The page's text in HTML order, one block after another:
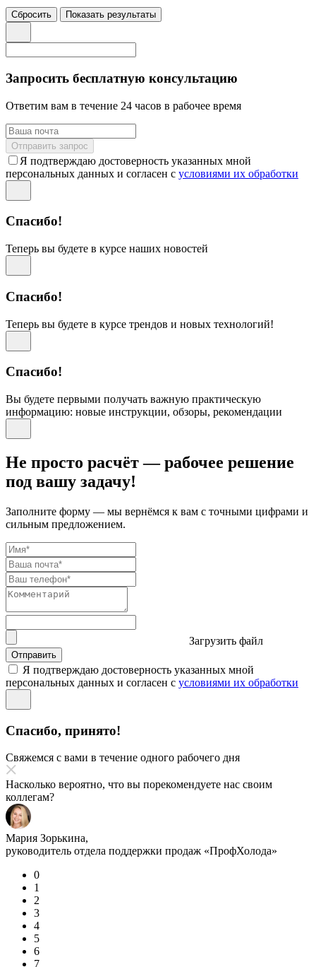
Сбросить Показать результаты
Запросить бесплатную консультацию
Ответим вам в течение 24 часов в рабочее время
Отправить запрос
Я подтверждаю достоверность указанных мной
персональных данных и согласен с условиями их обработки
Спасибо!
Теперь вы будете в курсе наших новостей
Спасибо!
Теперь вы будете в курсе трендов и новых технологий!
Спасибо!
Вы будете первыми получать важную практическую
информацию: новые инструкции, обзоры, рекомендации
Не просто расчёт — рабочее решение
под вашу задачу!
Заполните форму — мы вернёмся к вам с точными цифрами и
сильным предложением.
Загрузить файл
Отправить
Я подтверждаю достоверность указанных мной
персональных данных и согласен с условиями их обработки
Спасибо, принято!
Свяжемся с вами в течение одного рабочего дня
Насколько вероятно, что вы порекомендуете нас своим
коллегам?
Мария Зорькина,
руководитель отдела поддержки продаж «ПрофХолода»
0
1
2
3
4
5
6
7